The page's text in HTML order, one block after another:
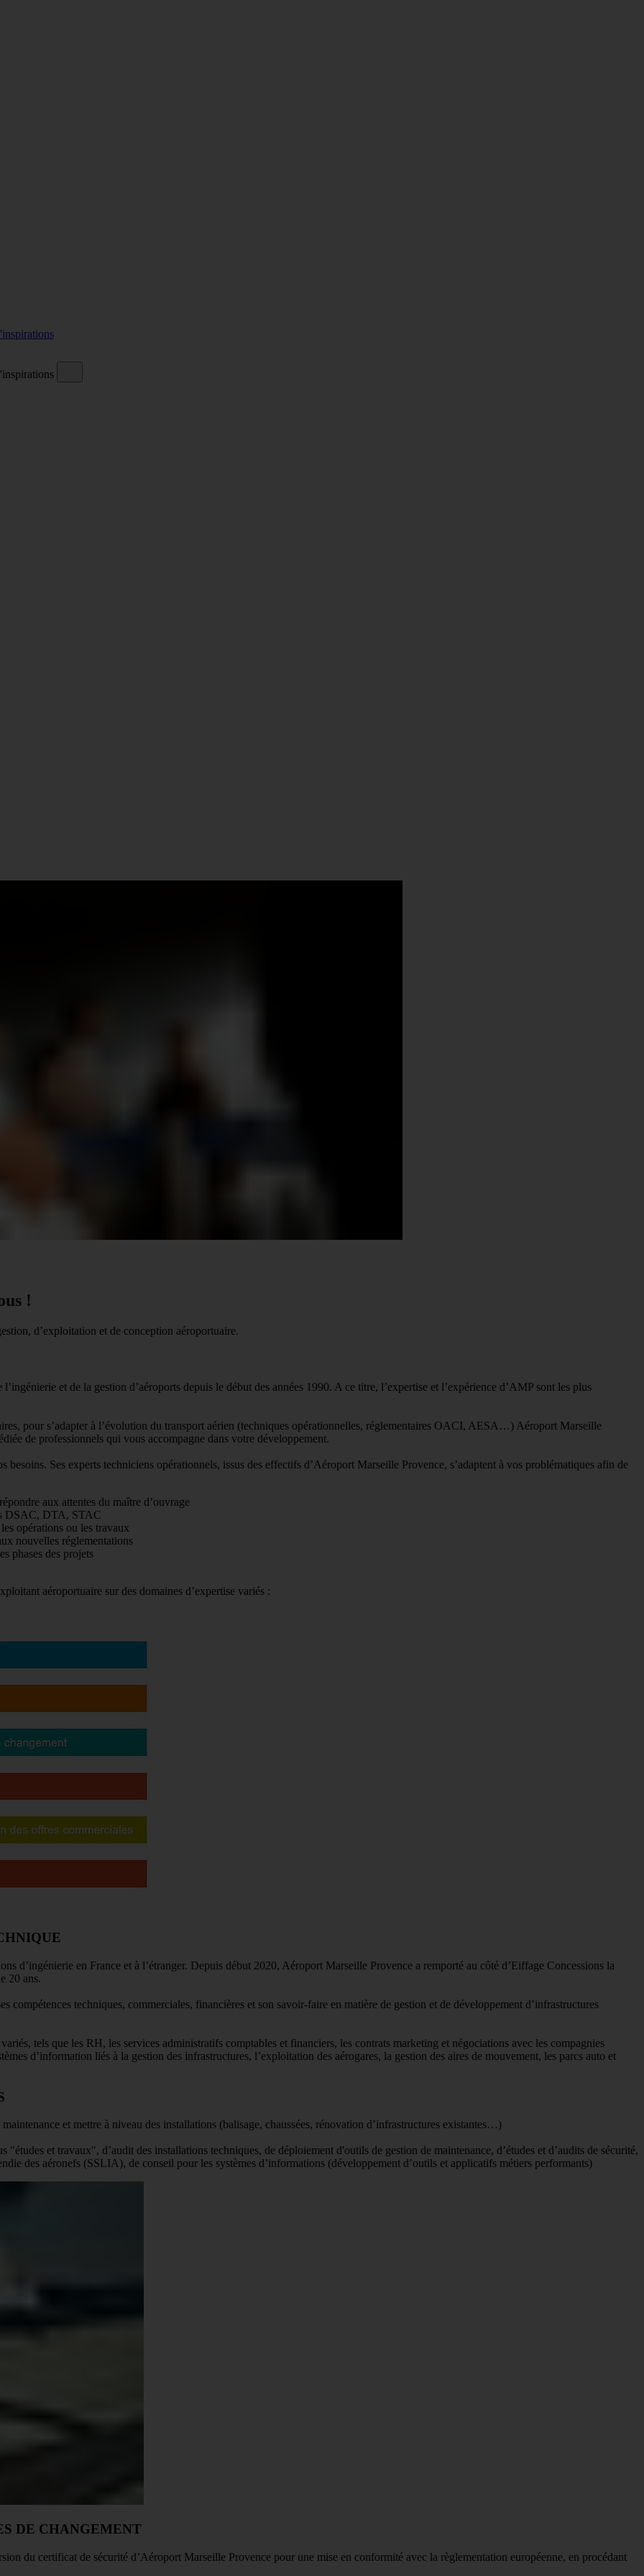
!
d’exploitation et de conception aéroportuaire.
et de la gestion d’aéroports depuis le début des années 1990. A ce titre, l’expertise et l’expérience d’AMP sont les plus
pour s’adapter à l’évolution du transport aérien (techniques opérationnelles, réglementaires OACI, AESA…) Aéroport Marseille
de professionnels qui vous accompagne dans votre développement.
Ses experts techniciens opérationnels, issus des effectifs d’Aéroport Marseille Provence, s’adaptent à vos problématiques afin de
aux attentes du maître d’ouvrage
DSAC, DTA, STAC
opérations ou les travaux
nouvelles réglementations
phases des projets
aéroportuaire sur des domaines d’expertise variés :
d’ingénierie en France et à l’étranger. Depuis début 2020, Aéroport Marseille Provence a remporté au côté d’Eiffage Concessions la
20 ans.
compétences techniques, commerciales, financières et son savoir-faire en matière de gestion et de développement d’infrastructures
tels que les RH, les services administratifs comptables et financiers, les contrats marketing et négociations avec les compagnies
d’information liés à la gestion des infrastructures, l’exploitation des aérogares, la gestion des aires de mouvement, les parcs auto et
et mettre à niveau des installations (balisage, chaussées, rénovation d’infrastructures existantes…)
et travaux", d’audit des installations techniques, de déploiement d'outils de gestion de maintenance, d’études et d’audits de sécurité,
des aéronefs (SSLIA), de conseil pour les systèmes d’informations (développement d’outils et applicatifs métiers performants)
DE CHANGEMENT
du certificat de sécurité d’Aéroport Marseille Provence pour une mise en conformité avec la règlementation européenne, en procédant